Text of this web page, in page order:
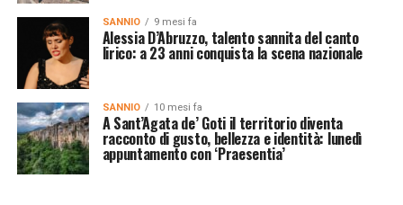
SANNIO 9 mesi fa
Alessia D’Abruzzo, talento sannita del canto
lirico: a 23 anni conquista la scena nazionale
SANNIO 10 mesi fa
A Sant’Agata de’ Goti il territorio diventa
racconto di gusto, bellezza e identità: lunedì
appuntamento con ‘Praesentia’